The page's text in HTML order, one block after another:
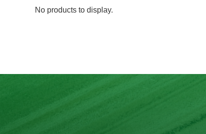
No products to display.